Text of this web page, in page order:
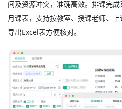
间及资源冲突，准确高效。排课完成
月课表，支持按教室、授课老师、
导出Excel表方便核对。